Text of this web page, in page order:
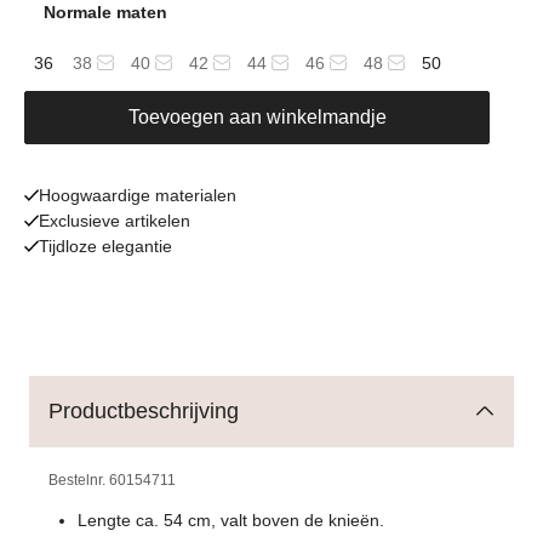
Normale maten
36 38 40 42 44 46 48 50
Toevoegen aan winkelmandje
Hoogwaardige materialen
Exclusieve artikelen
Tijdloze elegantie
Productbeschrijving
Bestelnr. 60154711
Lengte ca. 54 cm, valt boven de knieën.